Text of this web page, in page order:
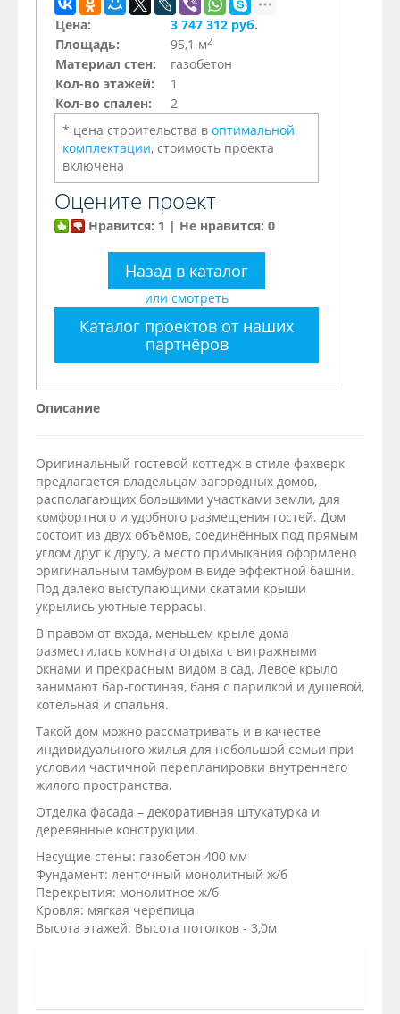
Цена:
3 747 312 руб.
Площадь:
95,1 м2
Материал стен:
газобетон
Кол-во этажей:
1
Кол-во спален:
2
* цена строительства в оптимальной
комплектации, стоимость проекта
включена
Оцените проект
Нравится: 1 | Не нравится: 0
Назад в каталог
или смотреть
Каталог проектов от наших
партнёров
Описание
Оригинальный гостевой коттедж в стиле фахверк
предлагается владельцам загородных домов,
располагающих большими участками земли, для
комфортного и удобного размещения гостей. Дом
состоит из двух объёмов, соединённых под прямым
углом друг к другу, а место примыкания оформлено
оригинальным тамбуром в виде эффектной башни.
Под далеко выступающими скатами крыши
укрылись уютные террасы.
В правом от входа, меньшем крыле дома
разместилась комната отдыха с витражными
окнами и прекрасным видом в сад. Левое крыло
занимают бар-гостиная, баня с парилкой и душевой,
котельная и спальня.
Такой дом можно рассматривать и в качестве
индивидуального жилья для небольшой семьи при
условии частичной перепланировки внутреннего
жилого пространства.
Отделка фасада – декоративная штукатурка и
деревянные конструкции.
Несущие стены: газобетон 400 мм
Фундамент: ленточный монолитный ж/б
Перекрытия: монолитное ж/б
Кровля: мягкая черепица
Высота этажей: Высота потолков - 3,0м